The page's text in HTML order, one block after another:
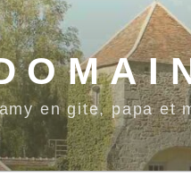
en gite, papa et